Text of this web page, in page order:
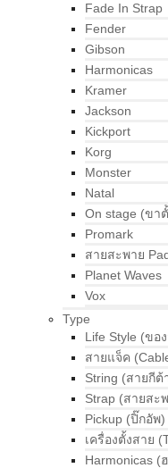
Fade In Strap
Fender
Gibson
Harmonicas
Kramer
Jackson
Kickport
Korg
Monster
Natal
On stage (ขา
Promark
สายสะพาย
Planet Waves
Vox
Type
Life Style (ขอ
สายแจ็ค
String (สายกีต้
Strap (สายสะ
Pickup (ปิ๊กอัพ)
เครื่องตั้งสาย
Harmonicas (